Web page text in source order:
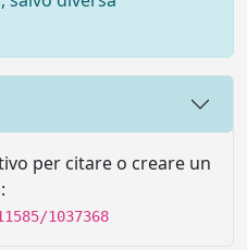
per citare o creare un
1037368